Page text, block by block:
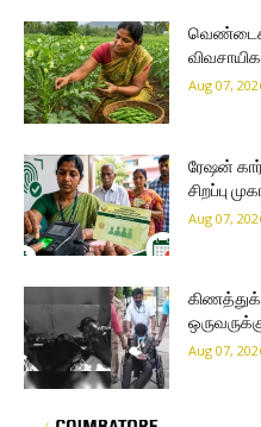
Aug 07,
ரேஷன்
சிறப்பு
Aug 07,
Aug 07,